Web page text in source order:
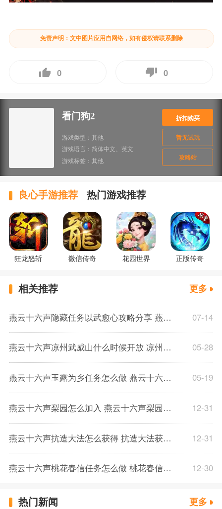
免责声明：文中图片应用自网络，如有侵权请联系删除
0 0
看门狗2
游戏类型：其他
游戏语言：简体中文、英文
游戏标签：其他
折扣购买
暂无试玩
攻略站
良心手游推荐 热门游戏推荐
狂龙怒斩 微信传奇 花园世界 正版传奇
相关推荐 更多
燕云十六声隐藏任务以武愈心攻略分享 燕云十六声隐藏任务以武愈心怎么解锁 07-14
燕云十六声凉州武威山什么时候开放 凉州武威山开放时间介绍 05-28
燕云十六声玉露为乡任务怎么做 燕云十六声玉露为乡任务攻略介绍 05-19
燕云十六声梨园怎么加入 燕云十六声梨园加入方法介绍 12-31
燕云十六声抗造大法怎么获得 抗造大法获得方法一览 12-31
燕云十六声桃花春信任务怎么做 桃花春信任务完成图文攻略 12-30
热门新闻 更多